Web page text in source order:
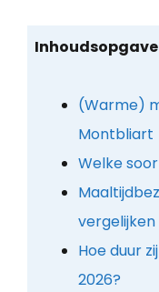
Inhoudsopgave
(Warme)
Montbliart
Welke
vergelijken
Hoe duur
2026?